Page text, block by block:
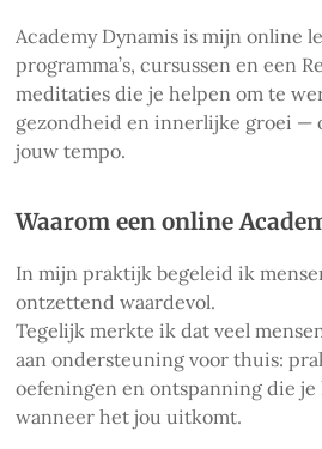
Academy Dynamis is mijn online
programma’s, cursussen en een
meditaties die je helpen om te
gezondheid en innerlijke groei —
jouw tempo.
Waarom een online
In mijn praktijk begeleid ik
ontzettend waardevol.
Tegelijk merkte ik dat veel
aan ondersteuning voor thuis:
oefeningen en ontspanning die
wanneer het jou uitkomt.